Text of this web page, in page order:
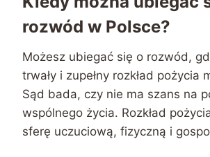
rozwód w Polsce?
Możesz ubiegać się o rozwód,
trwały i zupełny rozkład pożycia
Sąd bada, czy nie ma szans na
wspólnego życia. Rozkład
sferę uczuciową, fizyczną i